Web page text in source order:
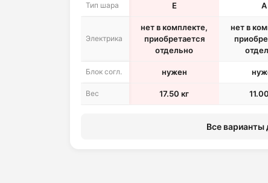
Тип шара E A
Электрика
нет в комплекте,
приобретается
отдельно
нет в
Блок согл. нужен
Вес 17.50 кг
Все